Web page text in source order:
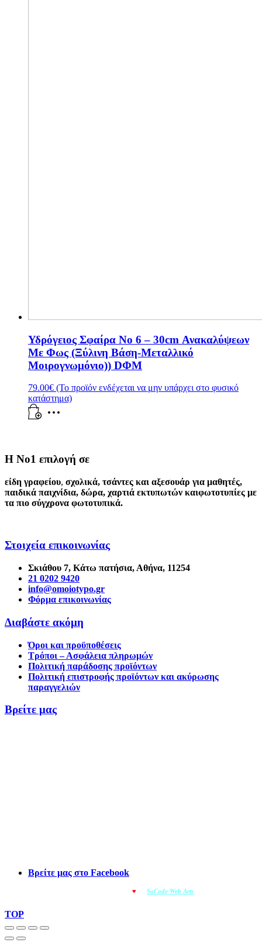
Υδρόγειος Σφαίρα Νο 6 – 30cm Ανακαλύψεων
Με Φως (Ξύλινη Βάση-Μεταλλικό
Μοιρογνωμόνιο)) DΦΜ
79.00€ (Το προϊόν ενδέχεται να μην υπάρχει στο φυσικό
κατάστημα)
Η Νο1 επιλογή σε
είδη γραφείου, σχολικά, τσάντες και αξεσουάρ για μαθητές,
παιδικά παιχνίδια, δώρα, χαρτιά εκτυπωτών καιφωτοτυπίες με
τα πιο σύγχρονα φωτοτυπικά.
Στοιχεία επικοινωνίας
Σκιάθου 7, Κάτω πατήσια, Αθήνα, 11254
21 0202 9420
info@omoiotypo.gr
Φόρμα επικοινωνίας
Διαβάστε ακόμη
Όροι και προϋποθέσεις
Τρόποι – Ασφάλεια πληρωμών
Πολιτική παράδοσης προϊόντων
Πολιτική επιστροφής προϊόντων και ακύρωσης
παραγγελιών
Βρείτε μας
Βρείτε μας στο Facebook
♥ SoCode Web Arts
TOP